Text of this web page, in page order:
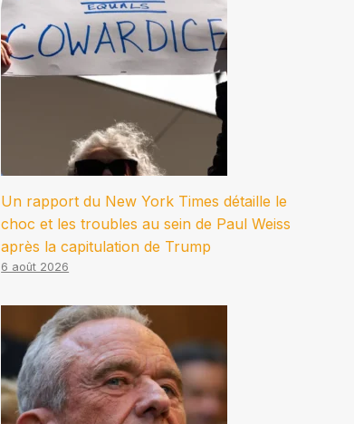
Un rapport du New York Times détaille le
choc et les troubles au sein de Paul Weiss
après la capitulation de Trump
6 août 2026